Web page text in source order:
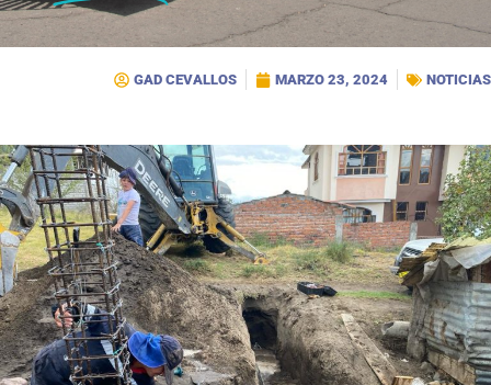
GAD CEVALLOS MARZO 23, 2024 NOTICIAS